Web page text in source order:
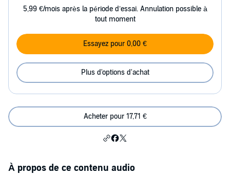
5,99 €/mois après la période d’essai. Annulation possible à
tout moment
Essayez pour 0,00 €
Plus d'options d'achat
Acheter pour 17,71 €
À propos de ce contenu audio